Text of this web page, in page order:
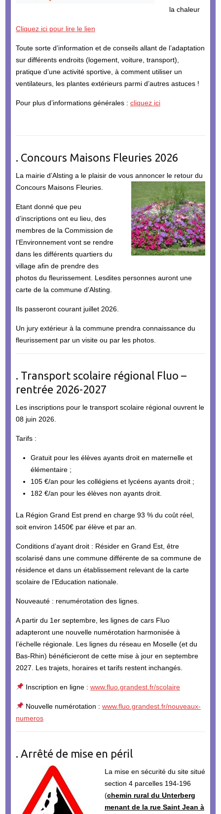
la chaleur
Cliquez ici pour lire le lien
Toute sorte d’information et de conseils allant de l’adaptation
sur différents endroits (logement, voiture, transport),
pratique d’une activité sportive, à comment utiliser un
ventilateurs, les plantes extérieurs parmi d’autres astuces !
Pour plus d’informations générales : cliquez ici
. Concours Maisons Fleuries 2026
La mairie d’Alsting a le plaisir de vous annoncer le retour du
Concours Maisons Fleuries.
Etant donné que peu
d’inscriptions ont eu lieu, des
membres de la Commission de
l’Environnement vont se rendre
dans les différents quartiers du
village afin de prendre des
photos du fleurissement. Lesdites personnes auront une
carte de la commune d’Alsting.
Ils passeront courant juillet 2026.
Un jury extérieur à la commune prendra connaissance du
fleurissement par un visite ou par les photos.
. Transport scolaire régional Fluo –
rentrée 2026-2027
Les inscriptions pour le transport scolaire régional ouvrent le
08 juin 2026.
Tarifs :
Gratuit pour les élèves ayants droit en maternelle et
élémentaire ;
105 €/an pour les collégiens et lycéens ayants droit ;
182 €/an pour les élèves non ayants droit.
La Région Grand Est prend en charge 93 % du coût réel,
soit environ 1450€ par élève et par an.
Conditions d’ayant droit : Résider en Grand Est, être
scolarisé dans une commune différente de sa commune de
résidence et dans un établissement relevant de la carte
scolaire de l’Education nationale.
Nouveauté : renumérotation des lignes.
A partir du 1er septembre, les lignes de cars Fluo
adapteront une nouvelle numérotation harmonisée à
l’échelle régionale. Les lignes du réseau en Moselle (et du
Bas-Rhin) bénéficieront de cette mise à jour en septembre
2027. Les trajets, horaires et tarifs restent inchangés.
Inscription en ligne : www.fluo.grandest.fr/scolaire
Nouvelle numérotation : www.fluo.grandest.fr/nouveaux-
numeros
. Arrêté de mise en péril
La mise en sécurité du site situé
section 4 parcelles 194-196
(chemin rural du Unterberg
menant de la rue Saint Jean à